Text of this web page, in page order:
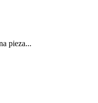
pieza...